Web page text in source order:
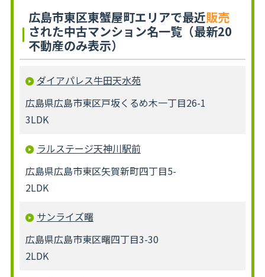
広島市東区東蟹屋町エリアで最近販売
された中古マンション名一覧（最新20
不動産のみ表示）
ダイアパレス牛田天水苑
広島県広島市東区戸坂くるめ木一丁目26-1
3LDK
ラルステージ天神川駅前
広島県広島市東区矢賀新町四丁目5-
2LDK
サンライズ曙
広島県広島市東区曙四丁目3-30
2LDK